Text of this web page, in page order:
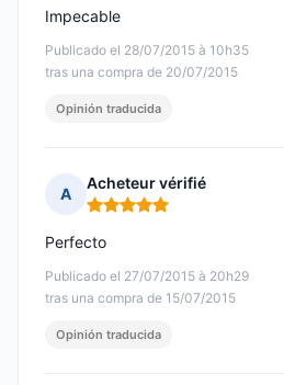
Publicado el 28/07/2015 à 10h35
tras una compra de 20/07/2015
Impecable
Opinión traducida
A
Acheteur vérifié
Nota: 5 de 5
Publicado el 27/07/2015 à 20h29
tras una compra de 15/07/2015
Perfecto
Opinión traducida